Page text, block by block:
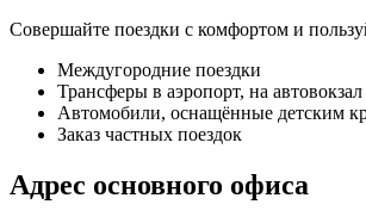
Совершайте поездки с комфортом и
Междугородние поездки
Трансферы в аэропорт, на
Автомобили, оснащённые детским
Заказ частных поездок
Адрес основного офиса